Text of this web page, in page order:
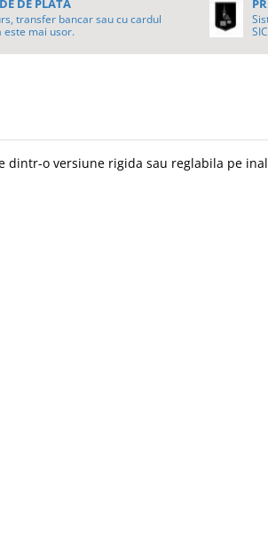
DE PLATA
transfer bancar sau cu cardul
este mai usor.
dintr-o versiune rigida sau reglabila pe